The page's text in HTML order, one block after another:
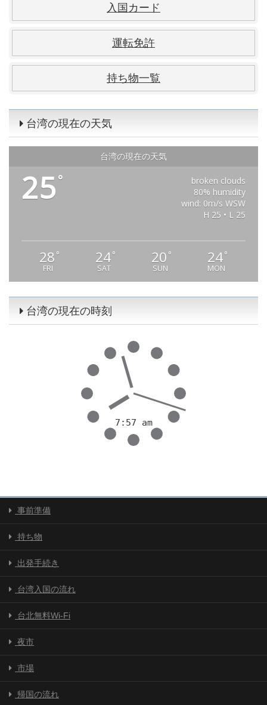
入国カード
運転免許
持ち物一覧
台湾の現在の天気
台湾の現在の天気
25°
broken clouds
80% humidity
wind: 0m/s WSW
H 25 • L 25
28 °
FRI
24°
SAT
20 °
SUN
24°
MON
台湾の現在の時刻
事前準備
持ち物
出発手続き
台湾入国の流れ
台北無料Wi-Fi
夜市
市場
帰国の流れ